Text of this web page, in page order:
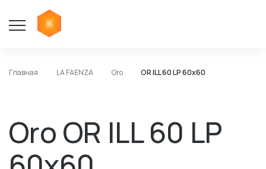
Главная LA FAENZA Oro OR ILL 60 LP 60x60
Oro OR ILL 60 LP